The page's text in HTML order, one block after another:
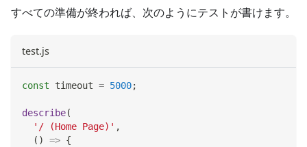
すべての準備が終われば、次のようにテストが書けます。
test.js
const timeout = 5000;
describe(
'/ (Home Page)' ,
( ) => {